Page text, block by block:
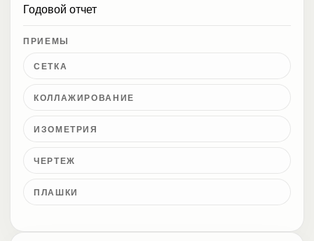
Годовой отчет
ПРИЕМЫ
СЕТКА
КОЛЛАЖИРОВАНИЕ
ИЗОМЕТРИЯ
ЧЕРТЕЖ
ПЛАШКИ